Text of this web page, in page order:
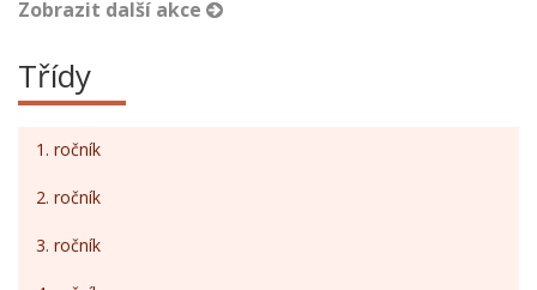
Zobrazit další akce
Třídy
1. ročník
2. ročník
3. ročník